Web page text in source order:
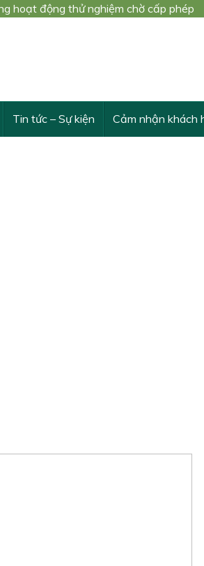
hoạt động thử nghiệm chờ cấp phép
Tin tức – Sự kiện Cảm nhận khách